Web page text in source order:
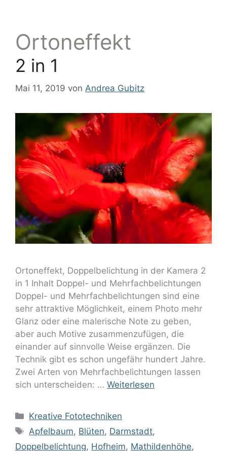
Ortoneffekt
2 in 1
Mai 11, 2019 von Andrea Gubitz
Ortoneffekt, Doppelbelichtung in der Kamera 2
in 1 Inhalt Doppel- und Mehrfachbelichtungen
Doppel- und Mehrfachbelichtungen sind eine
sehr attraktive Möglichkeit, einem Photo mehr
Glanz oder eine malerische Note zu geben,
aber auch Motive zusammenzufügen, die
einander auf sinnvolle Weise ergänzen. Die
Technik gibt es schon ungefähr hundert Jahre.
Zwei Arten von Mehrfachbelichtungen lassen
sich unterscheiden: … Weiterlesen
Kreative Fototechniken
Apfelbaum, Blüten, Darmstadt,
Doppelbelichtung, Hofheim, Mathildenhöhe,